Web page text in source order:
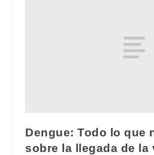
Dengue: Todo lo que
sobre la llegada de la